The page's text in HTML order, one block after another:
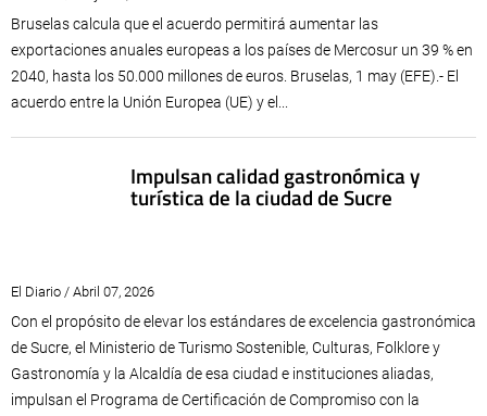
Bruselas calcula que el acuerdo permitirá aumentar las
exportaciones anuales europeas a los países de Mercosur un 39 % en
2040, hasta los 50.000 millones de euros. Bruselas, 1 may (EFE).- El
acuerdo entre la Unión Europea (UE) y el...
Impulsan calidad gastronómica y
turística de la ciudad de Sucre
El Diario / Abril 07, 2026
Con el propósito de elevar los estándares de excelencia gastronómica
de Sucre, el Ministerio de Turismo Sostenible, Culturas, Folklore y
Gastronomía y la Alcaldía de esa ciudad e instituciones aliadas,
impulsan el Programa de Certificación de Compromiso con la